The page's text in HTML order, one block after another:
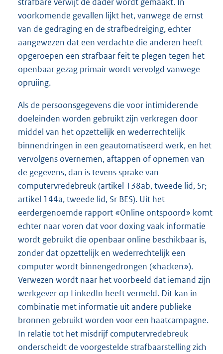
voorkomende gevallen lijkt het, vanwege de ernst
van de gedraging en de strafbedreiging, echter
aangewezen dat een verdachte die anderen heeft
opgeroepen een strafbaar feit te plegen tegen het
openbaar gezag primair wordt vervolgd vanwege
opruiing.
Als de persoonsgegevens die voor intimiderende
doeleinden worden gebruikt zijn verkregen door
middel van het opzettelijk en wederrechtelijk
binnendringen in een geautomatiseerd werk, en het
vervolgens overnemen, aftappen of opnemen van
de gegevens, dan is tevens sprake van
computervredebreuk (artikel 138ab, tweede lid, Sr;
artikel 144a, tweede lid, Sr BES). Uit het
eerdergenoemde rapport «Online ontspoord» komt
echter naar voren dat voor doxing vaak informatie
wordt gebruikt die openbaar online beschikbaar is,
zonder dat opzettelijk en wederrechtelijk een
computer wordt binnengedrongen («hacken»).
Verwezen wordt naar het voorbeeld dat iemand zijn
werkgever op LinkedIn heeft vermeld. Dit kan in
combinatie met informatie uit andere publieke
bronnen gebruikt worden voor een haatcampagne.
In relatie tot het misdrijf computervredebreuk
onderscheidt de voorgestelde strafbaarstelling zich